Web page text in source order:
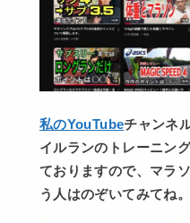
私のYouTubeチャンネ
イルランのトレーニン
ておりますので、マラ
う人はのぞいてみてね。